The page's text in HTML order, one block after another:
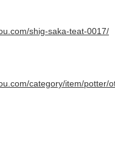
shig-saka-teat-0017/
category/item/potter/